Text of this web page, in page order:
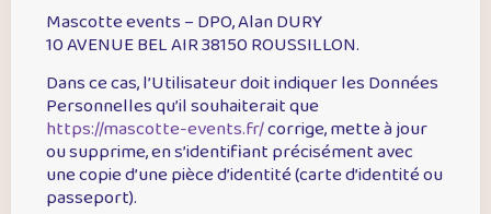
Mascotte events – DPO, Alan DURY
10 AVENUE BEL AIR 38150 ROUSSILLON.
Dans ce cas, l’Utilisateur doit indiquer les Données
Personnelles qu’il souhaiterait que
https://mascotte-events.fr/corrige, mette à jour
ou supprime, en s’identifiant précisément avec
une copie d’une pièce d’identité (carte d’identité ou
passeport).